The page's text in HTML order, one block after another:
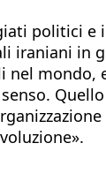
politici
in